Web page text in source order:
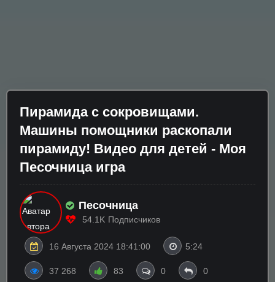
Пирамида с сокровищами.
Машины помощники раскопали
пирамиду! Видео для детей - Моя
Песочница игра
Песочница
54.1K Подписчиков
16 Августа 2024 18:41:00 5:24
37 268 83 0 0